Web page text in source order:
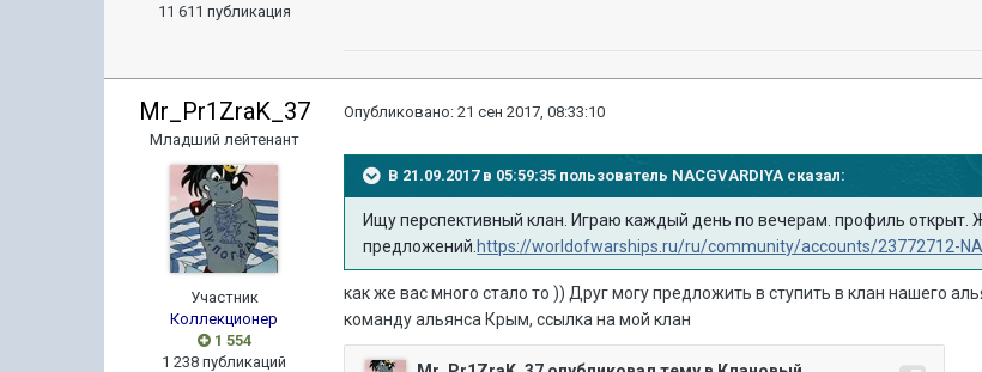
11 611 публикация
Mr_Pr1ZraK_37
Младший лейтенант
Участник
Коллекционер
1 554
1 238 публикаций
Опубликовано:21 сен 2017, 08:33:10
В 21.09.2017 в 05:59:35 пользователь NACGVARDIYA сказал:
Ищу перспективный клан. Играю каждый день по вечерам. профиль открыт.
предложений. https://worldofwarships.ru/ru/community/accounts/23772712-
как же вас много стало то )) Друг могу предложить в ступить в клан нашего
команду альянса Крым, ссылка на мой клан